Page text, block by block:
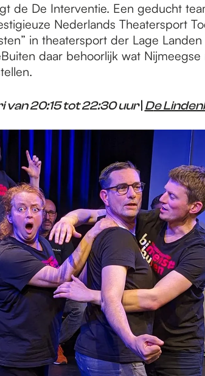
de De Interventie. Een geducht
Nederlands Theatersport
in theatersport der Lage
daar behoorlijk wat
van 20:15 tot 22:30 uur De